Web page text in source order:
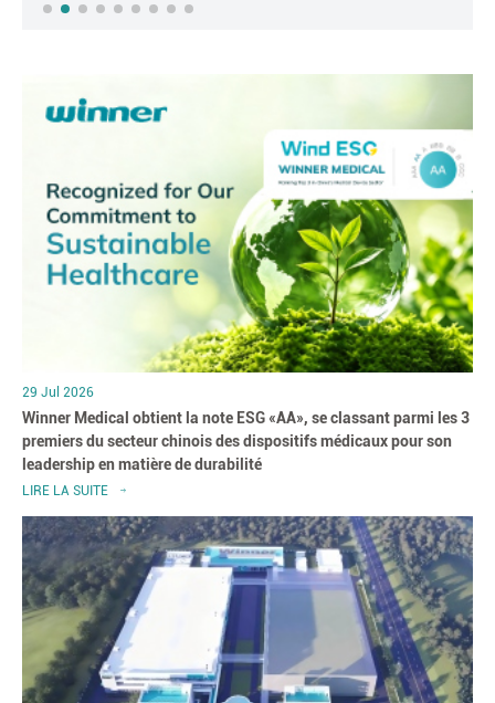
29 Jul 2026
Winner Medical obtient la note ESG «AA», se classant parmi les 3
premiers du secteur chinois des dispositifs médicaux pour son
leadership en matière de durabilité
LIRE LA SUITE